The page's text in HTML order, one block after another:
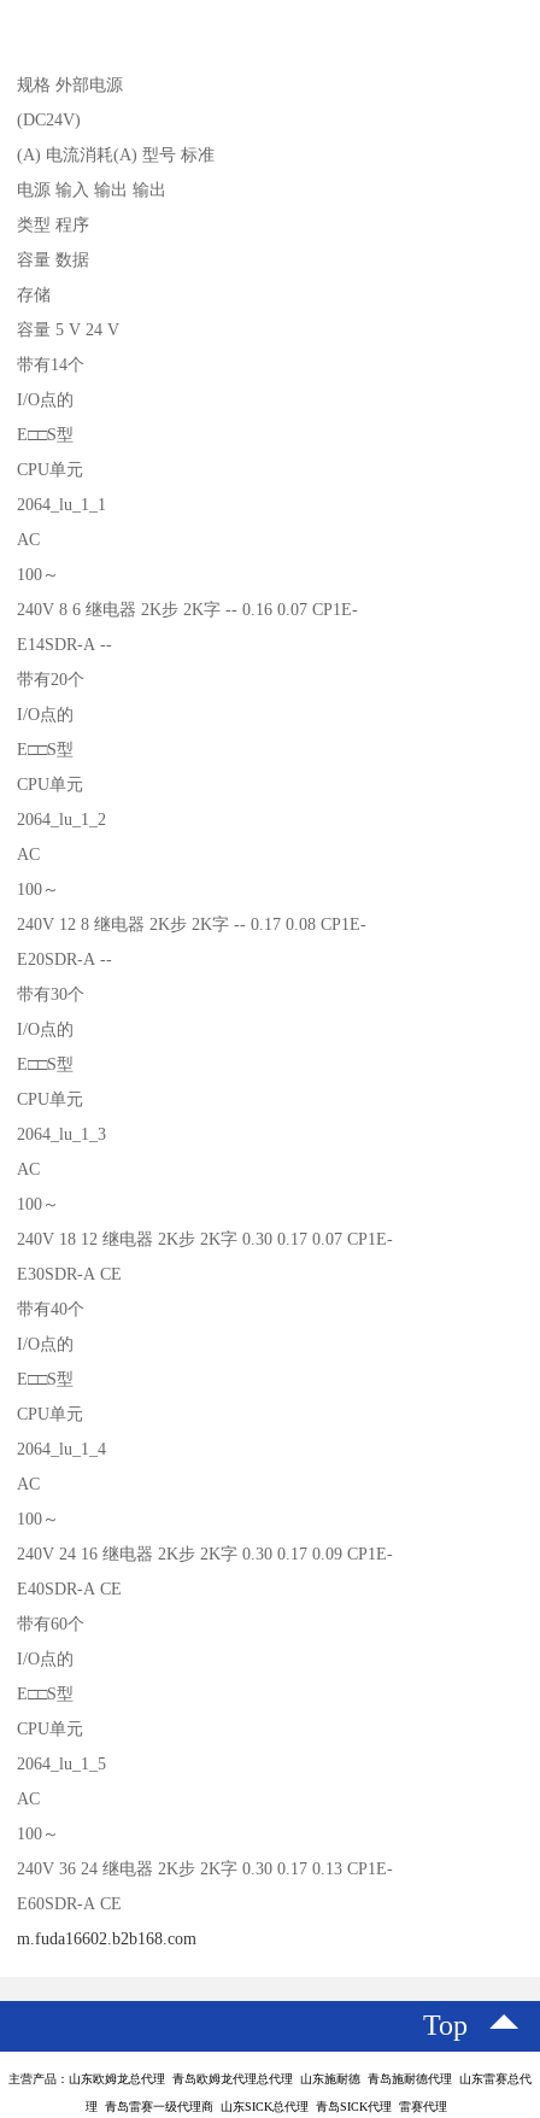
规格 外部电源
(DC24V)
(A) 电流消耗(A) 型号 标准
电源 输入 输出 输出
类型 程序
容量 数据
存储
容量 5 V 24 V
带有14个
I/O点的
E□□S型
CPU单元
2064_lu_1_1
AC
100～
240V 8 6 继电器 2K步 2K字 -- 0.16 0.07 CP1E-
E14SDR-A --
带有20个
I/O点的
E□□S型
CPU单元
2064_lu_1_2
AC
100～
240V 12 8 继电器 2K步 2K字 -- 0.17 0.08 CP1E-
E20SDR-A --
带有30个
I/O点的
E□□S型
CPU单元
2064_lu_1_3
AC
100～
240V 18 12 继电器 2K步 2K字 0.30 0.17 0.07 CP1E-
E30SDR-A CE
带有40个
I/O点的
E□□S型
CPU单元
2064_lu_1_4
AC
100～
240V 24 16 继电器 2K步 2K字 0.30 0.17 0.09 CP1E-
E40SDR-A CE
带有60个
I/O点的
E□□S型
CPU单元
2064_lu_1_5
AC
100～
240V 36 24 继电器 2K步 2K字 0.30 0.17 0.13 CP1E-
E60SDR-A CE
m.fuda16602.b2b168.com
Top
主营产品：山东欧姆龙总代理 青岛欧姆龙代理总代理 山东施耐德 青岛施耐德代理 山东雷赛总代
理 青岛雷赛一级代理商 山东SICK总代理 青岛SICK代理 雷赛代理